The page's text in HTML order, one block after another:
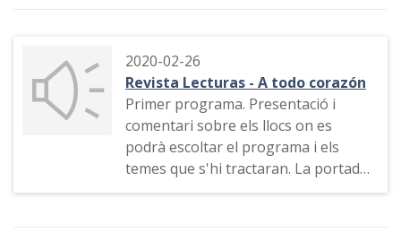
2020-02-26
Revista Lecturas - A todo corazón
Primer programa. Presentació i
comentari sobre els llocs on es
podrà escoltar el programa i els
temes que s'hi tractaran. La portada
de la revista "Lecturas"